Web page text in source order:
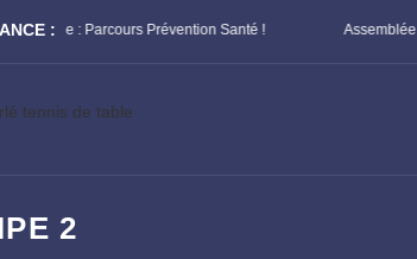
: Assemblée Générale de la Ligue : Appel à candidature
2